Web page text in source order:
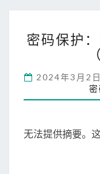
密码保护
2024年3月2日
密
无法提供摘要。